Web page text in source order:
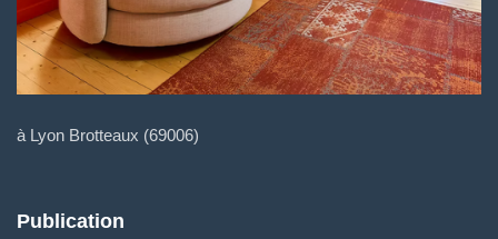
à Lyon Brotteaux (69006)
Publication